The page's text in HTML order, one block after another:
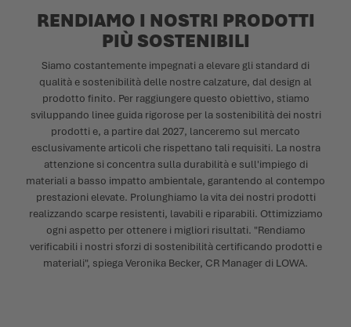
RENDIAMO I NOSTRI PRODOTTI
PIÙ SOSTENIBILI
Siamo costantemente impegnati a elevare gli standard di
qualità e sostenibilità delle nostre calzature, dal design al
prodotto finito. Per raggiungere questo obiettivo, stiamo
sviluppando linee guida rigorose per la sostenibilità dei nostri
prodotti e, a partire dal 2027, lanceremo sul mercato
esclusivamente articoli che rispettano tali requisiti. La nostra
attenzione si concentra sulla durabilità e sull'impiego di
materiali a basso impatto ambientale, garantendo al contempo
prestazioni elevate. Prolunghiamo la vita dei nostri prodotti
realizzando scarpe resistenti, lavabili e riparabili. Ottimizziamo
ogni aspetto per ottenere i migliori risultati. "Rendiamo
verificabili i nostri sforzi di sostenibilità certificando prodotti e
materiali", spiega Veronika Becker, CR Manager di LOWA.